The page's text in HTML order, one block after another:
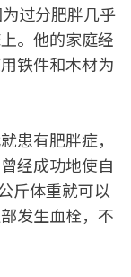
过分肥胖几乎
。他的家庭经
铁件和木材为
患有肥胖症，
经成功地使自
斤体重就可以
发生血栓，不